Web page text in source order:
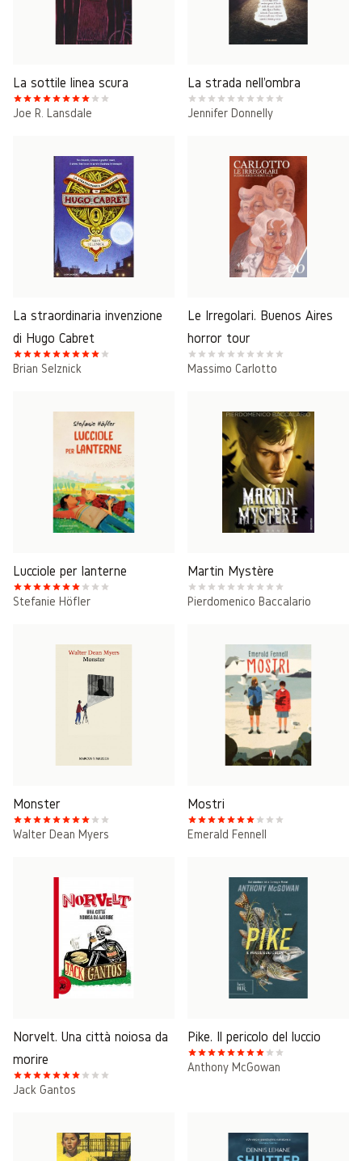
La sottile linea scura
Joe R. Lansdale
La strada nell'ombra
Jennifer Donnelly
La straordinaria invenzione
di Hugo Cabret
Brian Selznick
Le Irregolari. Buenos Aires
horror tour
Massimo Carlotto
Lucciole per lanterne
Stefanie Höfler
Martin Mystère
Pierdomenico Baccalario
Monster
Walter Dean Myers
Mostri
Emerald Fennell
Norvelt. Una città noiosa da
morire
Jack Gantos
Pike. Il pericolo del luccio
Anthony McGowan